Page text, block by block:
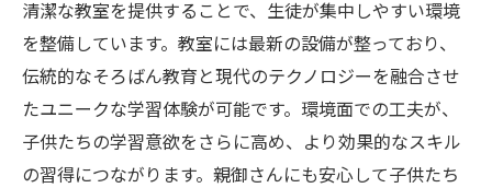
清潔な教室を提供することで、生徒が集中しやすい環境
を整備しています。教室には最新の設備が整っており、
伝統的なそろばん教育と現代のテクノロジーを融合させ
たユニークな学習体験が可能です。環境面での工夫が、
子供たちの学習意欲をさらに高め、より効果的なスキル
の習得につながります。親御さんにも安心して子供たち